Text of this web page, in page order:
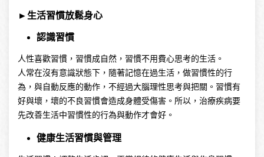
►生活習慣放鬆身心
認識習慣
人性喜歡習慣，習慣成自然，習慣不用費心思考的生活。
人常在沒有意識狀態下，隨著記憶在過生活，做習慣性的行
為，與自動反應的動作，不經過大腦理性思考與把關。習慣有
好與壞，壞的不良習慣會造成身體受傷害。所以，治療疾病要
先改善生活中習慣性的行為與動作才會好。
健康生活習慣與管理